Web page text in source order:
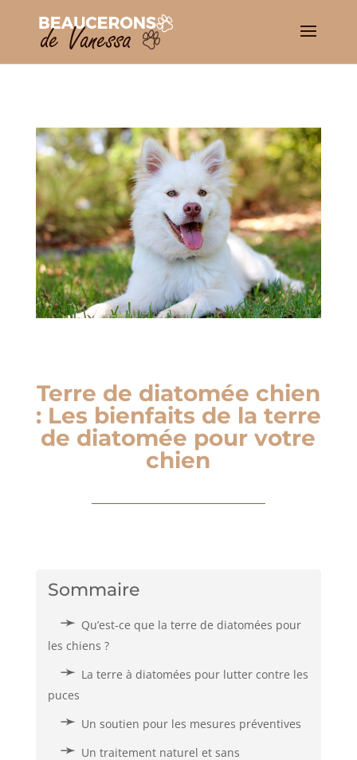
Terre de diatomée chien
: Les bienfaits de la terre
de diatomée pour votre
chien
Sommaire
Qu’est-ce que la terre de diatomées pour
les chiens ?
La terre à diatomées pour lutter contre les
puces
Un soutien pour les mesures préventives
Un traitement naturel et sans